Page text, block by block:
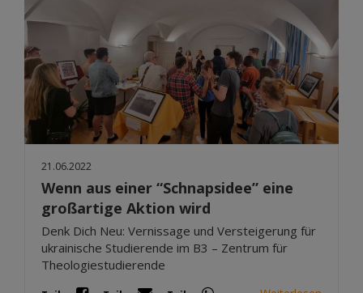
21.06.2022
Wenn aus einer “Schnapsidee” eine
großartige Aktion wird
Denk Dich Neu: Vernissage und Versteigerung für
ukrainische Studierende im B3 – Zentrum für
Theologiestudierende